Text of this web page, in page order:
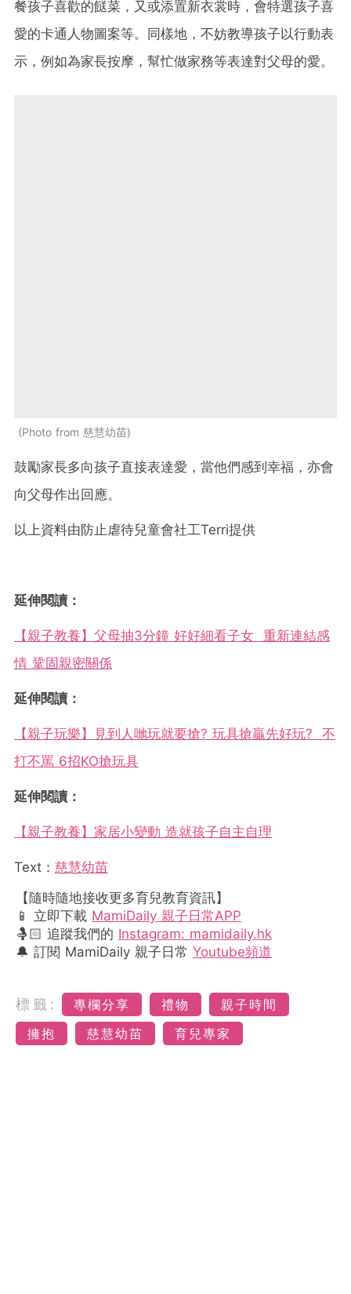
餐孩子喜歡的餸菜，又或添置新衣裳時，會特選孩子喜
愛的卡通人物圖案等。同樣地，不妨教導孩子以行動表
示，例如為家長按摩，幫忙做家務等表達對父母的愛。
Photo from 慈慧幼苗
鼓勵家長多向孩子直接表達愛，當他們感到幸福，亦會
向父母作出回應。
以上資料由防止虐待兒童會社工Terri提供
延伸閱讀：
【親子教養】父母抽3分鐘 好好細看子女 重新連結感
情 鞏固親密關係
延伸閱讀：
【親子玩樂】見到人哋玩就要搶? 玩具搶贏先好玩? 不
打不罵 6招KO搶玩具
延伸閱讀：
【親子教養】家居小變動 造就孩子自主自理
Text： 慈慧幼苗
【隨時隨地接收更多育兒教育資訊】
📱 立即下載 MamiDaily 親子日常APP
🤱🏻 追蹤我們的 Instagram: mamidaily.hk
🔔 訂閱 MamiDaily 親子日常 Youtube頻道
標籤: 專欄分享 禮物
親子時間
擁抱
慈慧幼苗 育兒專家